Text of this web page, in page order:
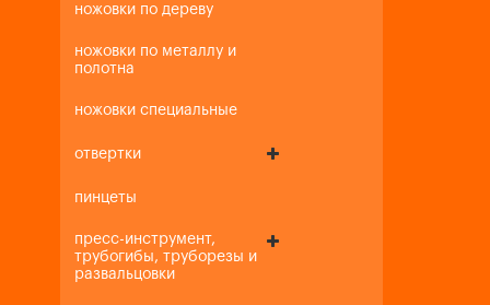
ножовки по дереву
ножовки по металлу и
полотна
ножовки специальные
отвертки
пинцеты
пресс-инструмент,
трубогибы, труборезы и
развальцовки